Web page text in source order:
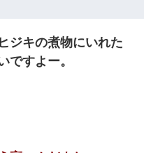
資産家だと知って婚約破棄
？私が付き合ってもい
友達「10万円ぐら
ジキの煮物にいれた
ですよー。